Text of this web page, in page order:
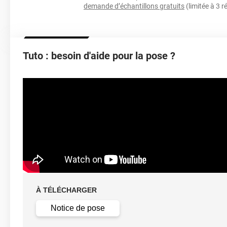
Température D'application
Type De Pose
Dépose
demande d’échantillons gratuits (limitée à 3
Tuto : besoin d'aide pour la pose ?
À TÉLÉCHARGER
Notice de pose